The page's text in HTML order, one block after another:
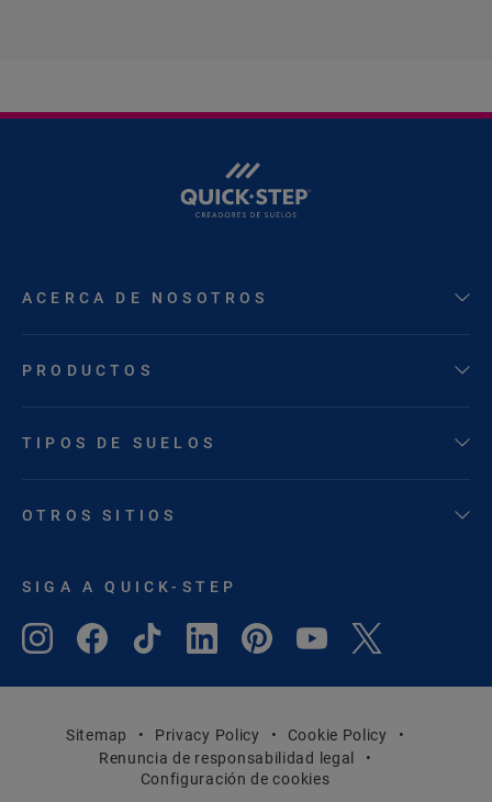
ACERCA DE NOSOTROS
PRODUCTOS
TIPOS DE SUELOS
OTROS SITIOS
SIGA A QUICK-STEP
Sitemap Privacy Policy
Cookie Policy
Renuncia de responsabilidad legal
Configuración de cookies